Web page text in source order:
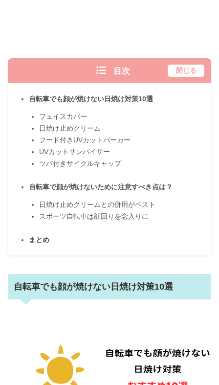
目次 閉じる
自転車でも顔が焼けない日焼け対策10選
フェイスカバー
日焼け止めクリーム
フード付きUVカットパーカー
UVカットサンバイザー
ツバ付きサイクルキャップ
自転車で顔が焼けないために注意すべき点は？
日焼け止めクリームとの併用がベスト
スポーツ自転車は顔回りを念入りに
まとめ
自転車でも顔が焼けない日焼け対策10選